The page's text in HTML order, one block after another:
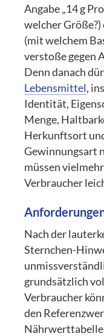
Angabe „14 g
welcher
(mit welchem
verstoße gegen
Denn danach
Lebensmittel,
Identität,
Menge,
Herkunftsort
Gewinnungsart
müssen
Verbraucher
Nach der
Sternchen-
grundsätzlich
Verbraucher
den
Nährwerttabelle